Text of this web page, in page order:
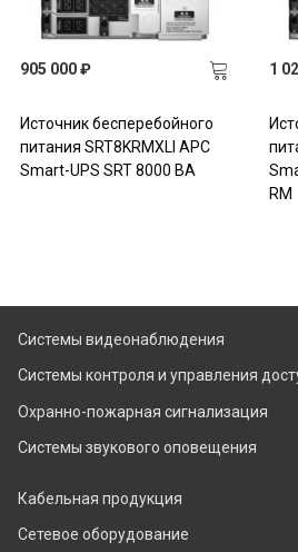
905 000 ₽
Источник бесперебойного
питания SRT8KRMXLI APC
Smart-UPS SRT 8000 ВА
1
RM
Системы видеонаблюдения
Системы контроля и управления
Охранно-пожарная сигнализация
Системы звукового оповещения
Кабельная продукция
Сетевое оборудование